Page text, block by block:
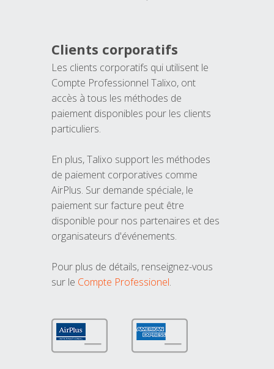
Clients corporatifs
Les clients corporatifs qui utilisent le
Compte Professionnel Talixo, ont
accès à tous les méthodes de
paiement disponibles pour les clients
particuliers.
En plus, Talixo support les méthodes
de paiement corporatives comme
AirPlus. Sur demande spéciale, le
paiement sur facture peut être
disponible pour nos partenaires et des
organisateurs d'événements.
Pour plus de détails, renseignez-vous
sur le Compte Professionel.